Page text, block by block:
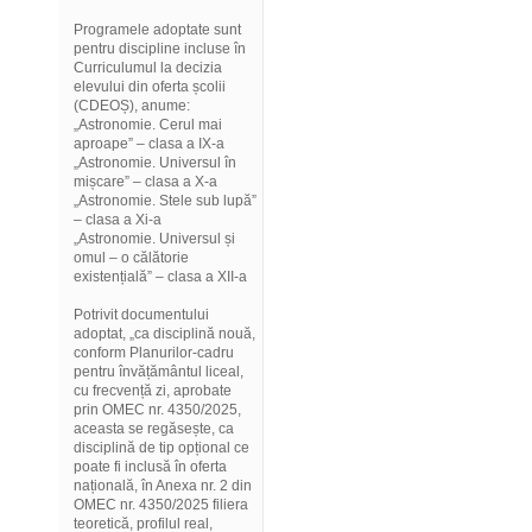
Programele adoptate sunt
pentru discipline incluse în
Curriculumul la decizia
elevului din oferta școlii
(CDEOȘ), anume:
„Astronomie. Cerul mai
aproape” – clasa a IX-a
„Astronomie. Universul în
mișcare” – clasa a X-a
„Astronomie. Stele sub lupă”
– clasa a Xi-a
„Astronomie. Universul și
omul – o călătorie
existențială” – clasa a XII-a
Potrivit documentului
adoptat, „ca disciplină nouă,
conform Planurilor-cadru
pentru învățământul liceal,
cu frecvență zi, aprobate
prin OMEC nr. 4350/2025,
aceasta se regăsește, ca
disciplină de tip opțional ce
poate fi inclusă în oferta
națională, în Anexa nr. 2 din
OMEC nr. 4350/2025 filiera
teoretică, profilul real,